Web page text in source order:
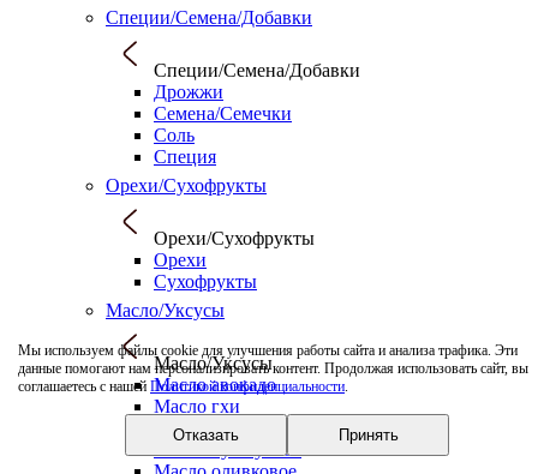
Мы используем файлы cookie для улучшения работы сайта и анализа трафика. Эти
данные помогают нам персонализировать контент. Продолжая использовать сайт, вы
соглашаетесь с нашей Политикой конфиденциальности.
Отказать Принять
Специи/Семена/Добавки
Специи/Семена/Добавки
Дрожжи
Семена/Семечки
Соль
Специя
Орехи/Сухофрукты
Орехи/Сухофрукты
Орехи
Сухофрукты
Масло/Уксусы
Масло/Уксусы
Масло авокадо
Масло гхи
Масло кокосовое
Масло кунжутное